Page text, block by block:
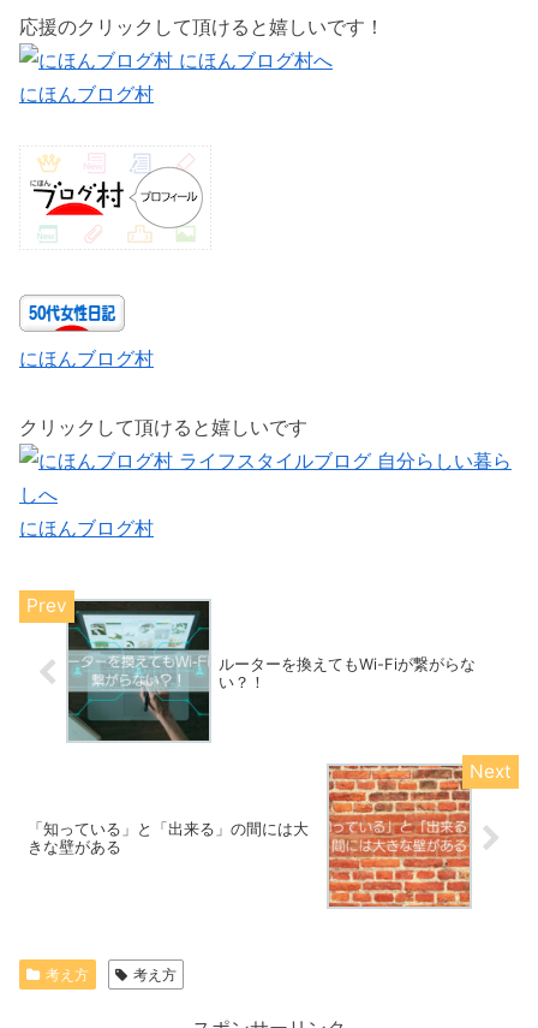
応援のクリックして頂けると嬉しいです！
にほんブログ村
にほんブログ村
クリックして頂けると嬉しいです
にほんブログ村
ルーターを換えてもWi-Fiが繋がらな
い？！
「知っている」と「出来る」の間には大
きな壁がある
考え方 考え方